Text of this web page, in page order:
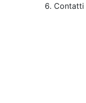
Contatti